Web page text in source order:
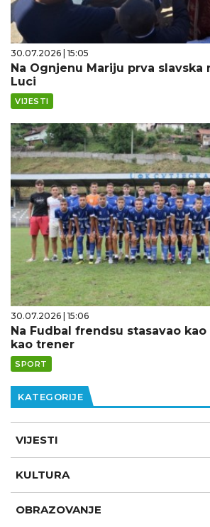
30.07.2026 | 15:05
Na Ognjenu Mariju prva slavska
Luci
VIJESTI
30.07.2026 | 15:06
Na Fudbal frendsu stasavao kao
kao trener
SPORT
KATEGORIJE
VIJESTI
KULTURA
OBRAZOVANJE